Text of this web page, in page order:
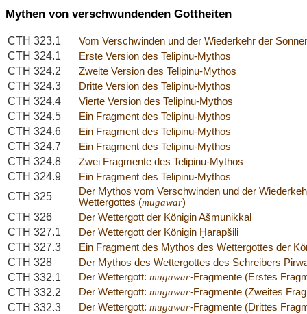
Mythen von verschwundenden Gottheiten
CTH 323.1 Vom Verschwinden und der Wiederkehr der
CTH 324.1 Erste Version des Telipinu-Mythos
CTH 324.2 Zweite Version des Telipinu-Mythos
CTH 324.3 Dritte Version des Telipinu-Mythos
CTH 324.4 Vierte Version des Telipinu-Mythos
CTH 324.5 Ein Fragment des Telipinu-Mythos
CTH 324.6 Ein Fragment des Telipinu-Mythos
CTH 324.7 Ein Fragment des Telipinu-Mythos
CTH 324.8 Zwei Fragmente des Telipinu-Mythos
CTH 324.9 Ein Fragment des Telipinu-Mythos
CTH 325
Der Mythos vom Verschwinden und der
Wettergottes (mugawar)
CTH 326 Der Wettergott der Königin Ašmunikkal
CTH 327.1 Der Wettergott der Königin Ḫarapšili
CTH 327.3 Ein Fragment des Mythos des Wettergottes der
CTH 328 Der Mythos des Wettergottes des Schreibers
CTH 332.1 Der Wettergott: mugawar-Fragmente (Erstes
CTH 332.2 Der Wettergott: mugawar-Fragmente (Zweites
CTH 332.3 Der Wettergott: mugawar-Fragmente (Drittes